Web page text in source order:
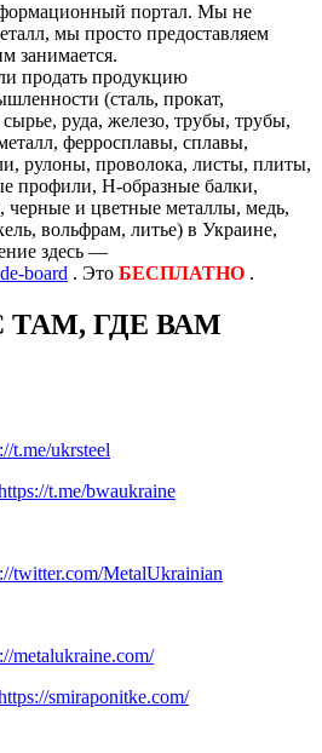
портал. Мы не
мы просто предоставляем
занимается.
продать продукцию
(сталь, прокат,
руда, железо, трубы, трубы,
ферросплавы, сплавы,
рулоны, проволока, листы, плиты,
профили, H-образные балки,
черные и цветные металлы, медь,
вольфрам, литье) в Украине,
здесь —
board . Это БЕСПЛАТНО .
ГДЕ ВАМ
t.me/ukrsteel
t.me/bwaukraine
twitter.com/MetalUkrainian
metalukraine.com/
smiraponitke.com/